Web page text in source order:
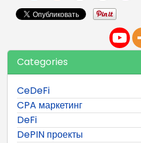
Categories
CeDeFi
CPA маркетинг
DeFi
DePIN проекты